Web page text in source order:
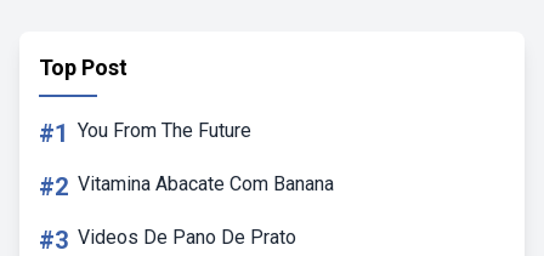
Top Post
#1 You From The Future
#2 Vitamina Abacate Com Banana
#3 Videos De Pano De Prato